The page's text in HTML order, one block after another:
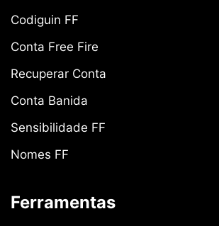
Codiguin FF
Conta Free Fire
Recuperar Conta
Conta Banida
Sensibilidade FF
Nomes FF
Ferramentas